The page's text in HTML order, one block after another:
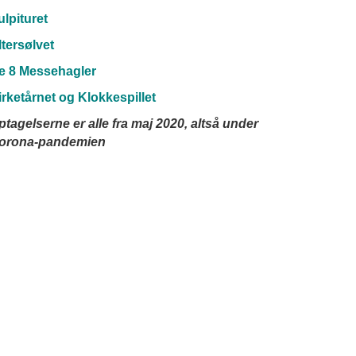
8 Messehagler
og Klokkespillet
er alle fra maj 2020, altså under
pandemien